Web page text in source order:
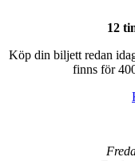
12
Köp din biljett redan
finns för